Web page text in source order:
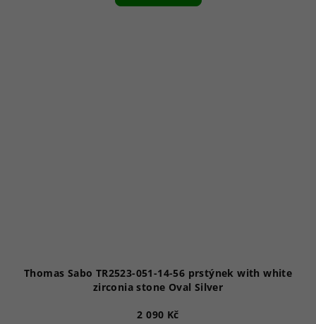
Thomas Sabo TR2523-051-14-56 prstýnek with white
zirconia stone Oval Silver
2 090 Kč